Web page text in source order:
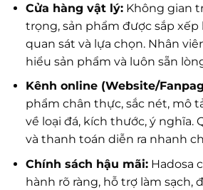
Cửa hàng vật lý:Không gian
trọng, sản phẩm được sắp xếp
quan sát và lựa chọn. Nhân
hiểu sản phẩm và luôn sẵn
Kênh online (Website/
phẩm chân thực, sắc nét, mô
về loại đá, kích thước, ý nghĩa.
và thanh toán diễn ra nhanh
Chính sách hậu mãi:Hadosa
hành rõ ràng, hỗ trợ làm sạch,